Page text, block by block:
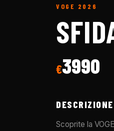
VOGE 2026
€3990
Scoprite la